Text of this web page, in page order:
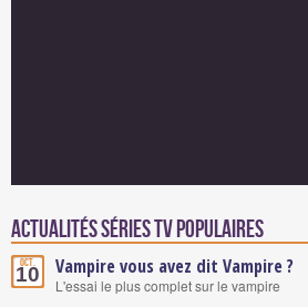
Actualités Séries TV populaires
Oct.
10 Vampire vous avez dit Vampire ?
L'essai le plus complet sur le vampire